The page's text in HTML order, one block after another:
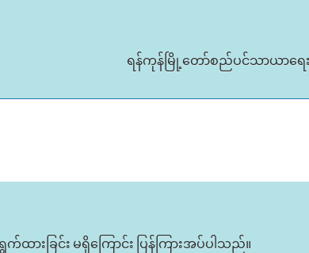
ရန်ကုန်မြို့တော်စည်ပင်သာယာရေ
ားခြင်း မရှိကြောင်း ပြန်ကြားအပ်ပါသည်။